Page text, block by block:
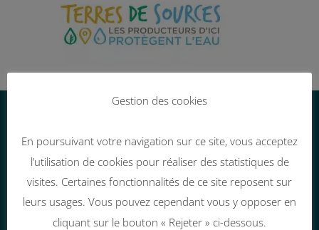
Nous contacter

26 rue Marc Sangnier
35000 Rennes
Gestion des cookies
En poursuivant votre navigation sur ce site, vous acceptez
l’utilisation de cookies pour réaliser des statistiques de
visites. Certaines fonctionnalités de ce site reposent sur
leurs usages. Vous pouvez cependant vous y opposer en
cliquant sur le bouton « Rejeter » ci-dessous.